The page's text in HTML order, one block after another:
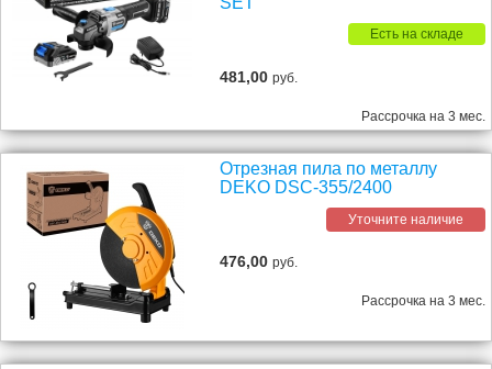
Есть на складе
481,00руб.
Рассрочка на 3 мес.
Отрезная пила по металлу
DEKO DSC-355/2400
Уточните наличие
476,00руб.
Рассрочка на 3 мес.